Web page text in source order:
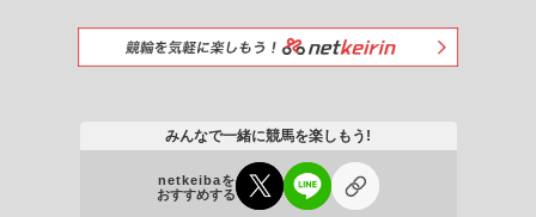
みんなで一緒に競馬を楽しもう!
netkeibaを
おすすめする